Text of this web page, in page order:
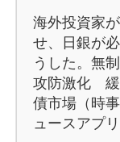
海外投資家
せ、日銀が
うした。無
攻防激化
債市場（時
ュースアプ